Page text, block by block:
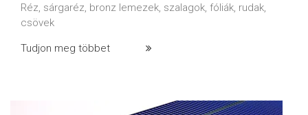
Réz, sárgaréz, bronz lemezek, szalagok, fóliák, rudak,
csövek
Tudjon meg többet